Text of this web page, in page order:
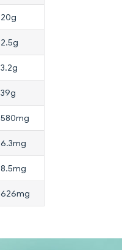
20g
2.5g
3.2g
39g
580mg
6.3mg
8.5mg
626mg